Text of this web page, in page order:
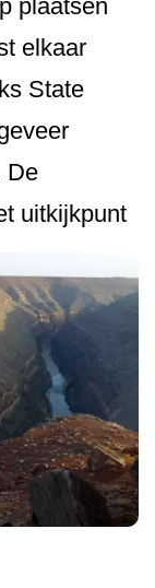
plaatsen
elkaar
State
De
uitkijkpunt